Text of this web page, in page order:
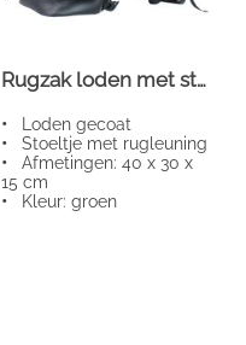
Rugzak loden met stoel
• Loden gecoat
• Stoeltje met rugleuning
• Afmetingen: 40 x 30 x
15 cm
• Kleur: groen